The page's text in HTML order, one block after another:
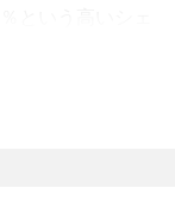
ーションツール
群です。